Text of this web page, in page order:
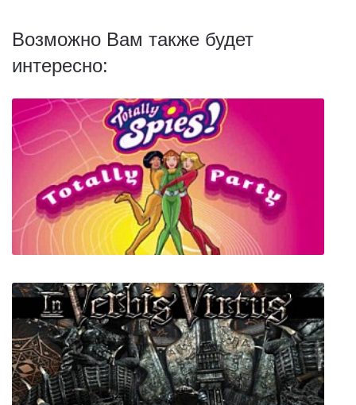
Возможно Вам также будет
интересно:
Totally Spies: Супервечеринка